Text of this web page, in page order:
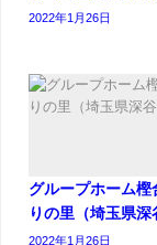
2022年1月26日
グループホーム樫
りの里（埼玉県深
2022年1月26日